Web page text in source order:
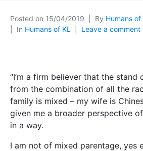
Posted on 15/04/2019 By Humans
In Humans of KL Leave a comment
“I’m a firm believer that the stand
from the combination of all the
family is mixed – my wife is
given me a broader perspective
in a way.
I am not of mixed parentage, yes